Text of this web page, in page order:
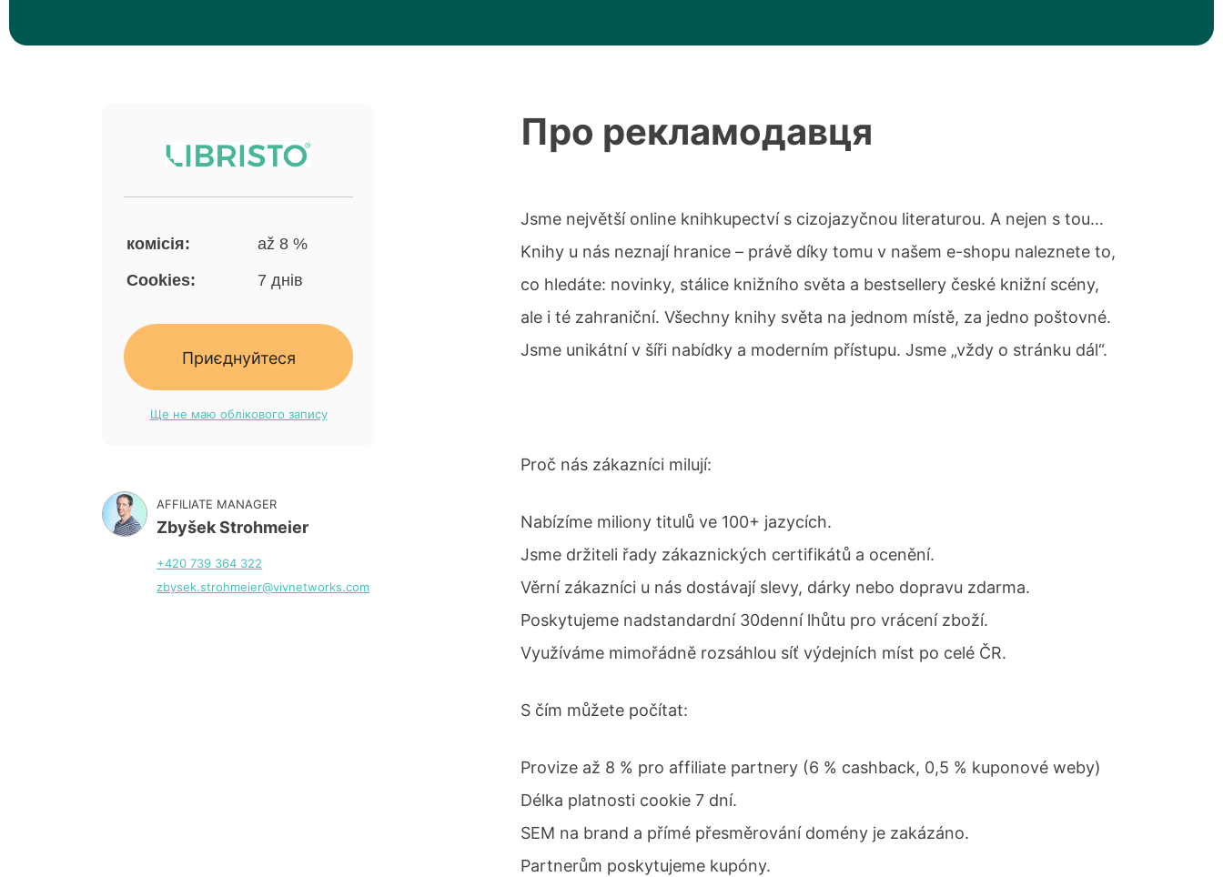
комісія:
až 8 %
Cookies:
7 днів
Приєднуйтеся
Ще не маю облікового запису
AFFILIATE MANAGER
Zbyšek Strohmeier
+420 739 364 322
zbysek.strohmeier@vivnetworks.com
Про рекламодавця
Jsme největší online knihkupectví s cizojazyčnou literaturou. A nejen s tou…
Knihy u nás neznají hranice – právě díky tomu v našem e-shopu naleznete to,
co hledáte: novinky, stálice knižního světa a bestsellery české knižní scény,
ale i té zahraniční. Všechny knihy světa na jednom místě, za jedno poštovné.
Jsme unikátní v šíři nabídky a moderním přístupu. Jsme „vždy o stránku dál“.
Proč nás zákazníci milují:
Nabízíme miliony titulů ve 100+ jazycích.
Jsme držiteli řady zákaznických certifikátů a ocenění.
Věrní zákazníci u nás dostávají slevy, dárky nebo dopravu zdarma.
Poskytujeme nadstandardní 30denní lhůtu pro vrácení zboží.
Využíváme mimořádně rozsáhlou síť výdejních míst po celé ČR.
S čím můžete počítat:
Provize až 8 % pro affiliate partnery (6 % cashback, 0,5 % kuponové weby)
Délka platnosti cookie 7 dní.
SEM na brand a přímé přesměrování domény je zakázáno.
Partnerům poskytujeme kupóny.